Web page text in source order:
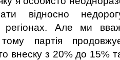
відносно
регіонах. Але ми
партія
внеску з 20% до 15%